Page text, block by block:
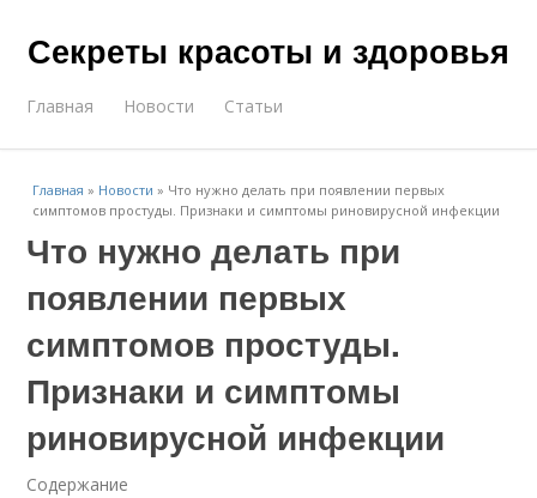
Секреты красоты и здоровья
Главная Новости Статьи
Главная » Новости » Что нужно делать при появлении первых
симптомов простуды. Признаки и симптомы риновирусной инфекции
Что нужно делать при
появлении первых
симптомов простуды.
Признаки и симптомы
риновирусной инфекции
Содержание